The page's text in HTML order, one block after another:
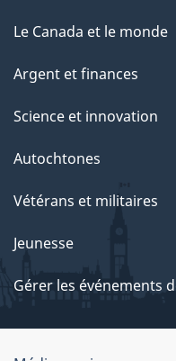
Le Canada et le monde
Argent et finances
Science et innovation
Autochtones
Vétérans et militaires
Jeunesse
Gérer les événements